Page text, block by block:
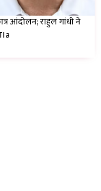
आंदोलन; राहुल गांधी ने